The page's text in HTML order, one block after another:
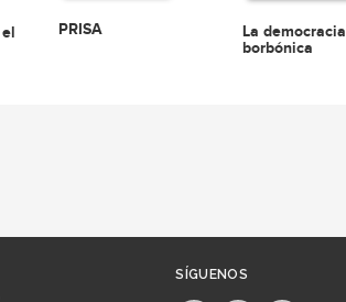
PRISA
La democracia
borbónica
SÍGUENOS